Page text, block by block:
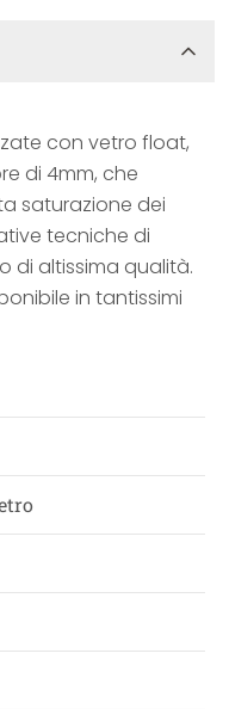
con vetro float,
di 4mm, che
saturazione dei
tecniche di
di altissima qualità.
in tantissimi